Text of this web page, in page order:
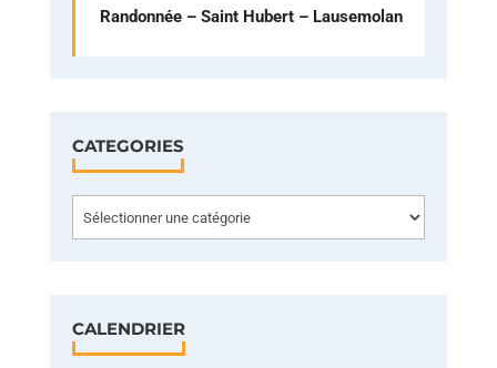
Randonnée – Saint Hubert – Lausemolan
CATEGORIES
CALENDRIER